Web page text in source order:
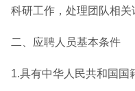
科研工作，处理团队相关
二、应聘人员基本条件
1.具有中华人民共和国国